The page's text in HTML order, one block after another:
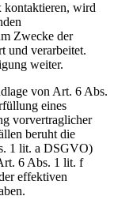
kontaktieren, wird
Zwecke der
und verarbeitet.
weiter.
von Art. 6 Abs.
eines
vorvertraglicher
beruht die
1 lit. a DSGVO)
6 Abs. 1 lit. f
effektiven